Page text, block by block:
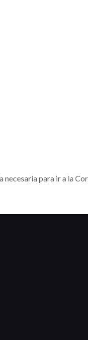
necesaria para ir a la